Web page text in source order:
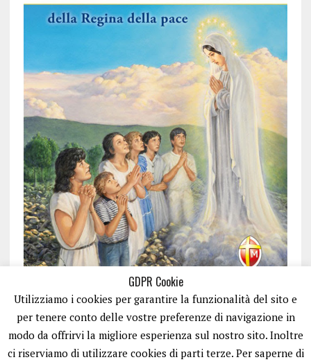
GDPR Cookie
Utilizziamo i cookies per garantire la funzionalità del sito e
per tenere conto delle vostre preferenze di navigazione in
modo da offrirvi la migliore esperienza sul nostro sito. Inoltre
ci riserviamo di utilizzare cookies di parti terze. Per saperne di